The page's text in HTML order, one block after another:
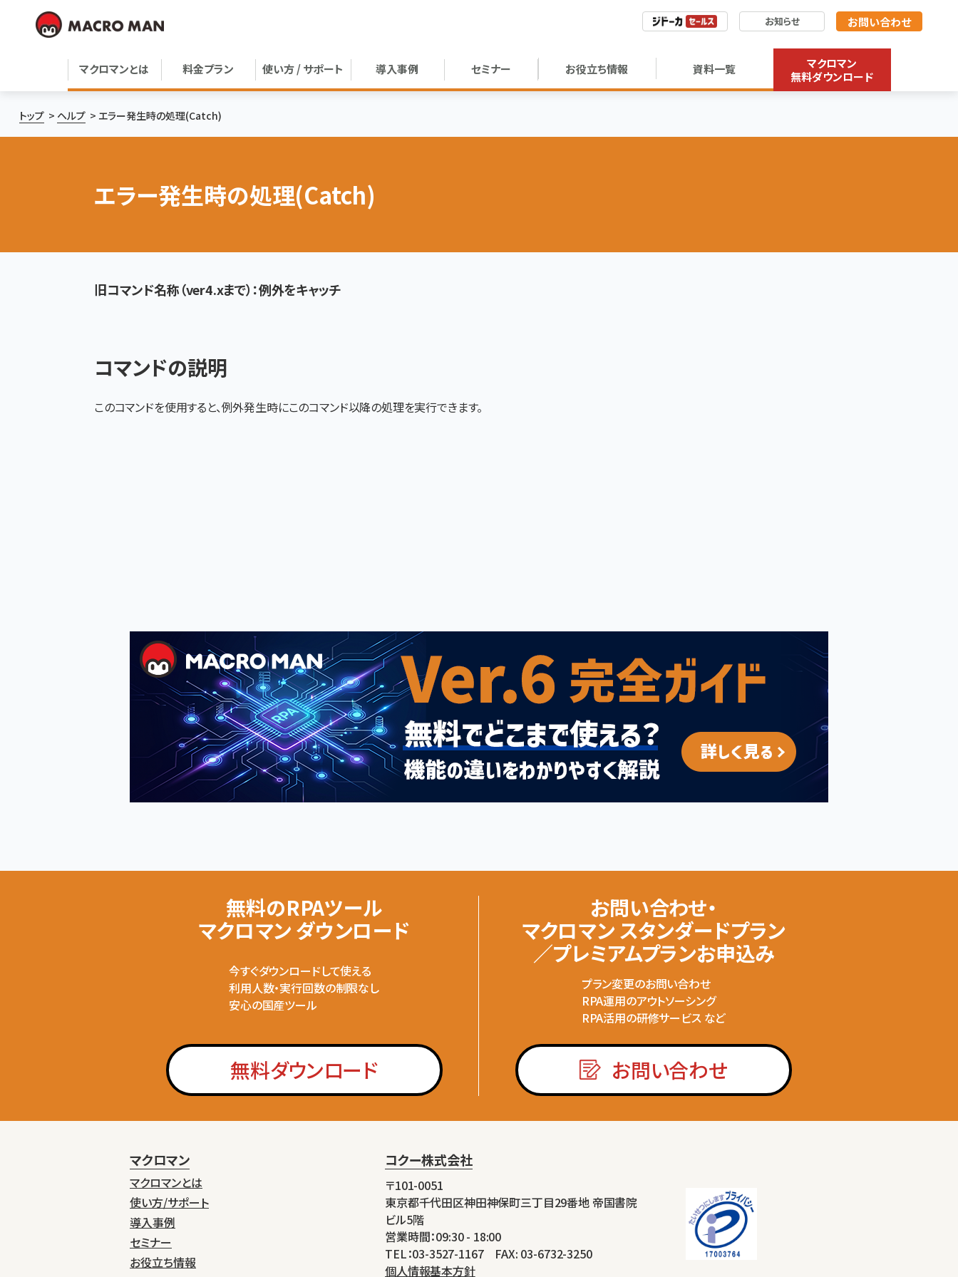
お知らせ お問い合わせ
マクロマンとは 料金プラン 使い方 / サポート 導入事例 セミナー お役立ち情報 資料一覧
マクロマン
無料ダウンロード
トップ ヘルプ エラー発生時の処理(Catch)
エラー発生時の処理(Catch)
旧コマンド名称（ver4.xまで）：例外をキャッチ
コマンドの説明
このコマンドを使用すると、例外発生時にこのコマンド以降の処理を実行できます。
無料のRPAツール
マクロマン ダウンロード
今すぐダウンロードして使える
利用人数・実行回数の制限なし
安心の国産ツール
無料ダウンロード
お問い合わせ・
マクロマン スタンダードプラン
／プレミアムプランお申込み
プラン変更のお問い合わせ
RPA運用のアウトソーシング
RPA活用の研修サービス など
お問い合わせ
マクロマン
マクロマンとは
使い方/サポート
導入事例
セミナー
お役立ち情報
コクー株式会社
〒101-0051
東京都千代田区神田神保町三丁目29番地 帝国書院
ビル5階
営業時間：09:30 - 18:00
TEL：03-3527-1167 FAX: 03-6732-3250
個人情報基本方針